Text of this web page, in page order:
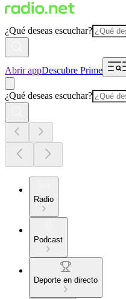
¿Qué deseas escuchar?
Abrir appDescubre Prime
¿Qué deseas escuchar?
Radio
Podcast
Deporte en directo